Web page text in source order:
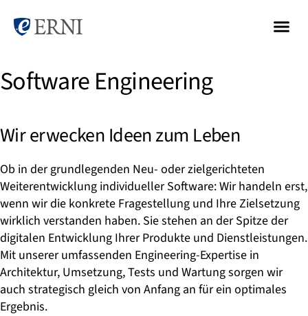
Software Engineering
Wir erwecken Ideen zum Leben
Ob in der grundlegenden Neu- oder zielgerichteten
Weiterentwicklung individueller Software: Wir handeln erst,
wenn wir die konkrete Fragestellung und Ihre Zielsetzung
wirklich verstanden haben. Sie stehen an der Spitze der
digitalen Entwicklung Ihrer Produkte und Dienstleistungen.
Mit unserer umfassenden Engineering-Expertise in
Architektur, Umsetzung, Tests und Wartung sorgen wir
auch strategisch gleich von Anfang an für ein optimales
Ergebnis.